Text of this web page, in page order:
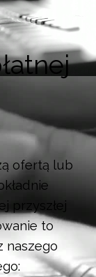
ofertą lub
przyszłej
to
naszego